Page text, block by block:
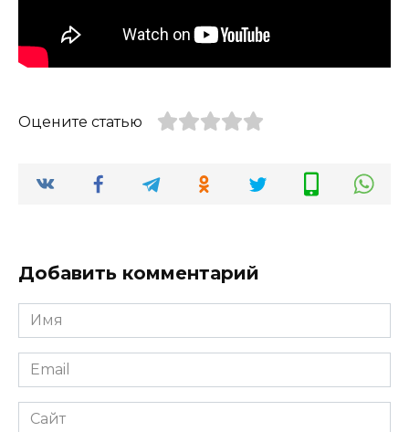
Оцените статью
Добавить комментарий
Имя
*
Email
*
Сайт